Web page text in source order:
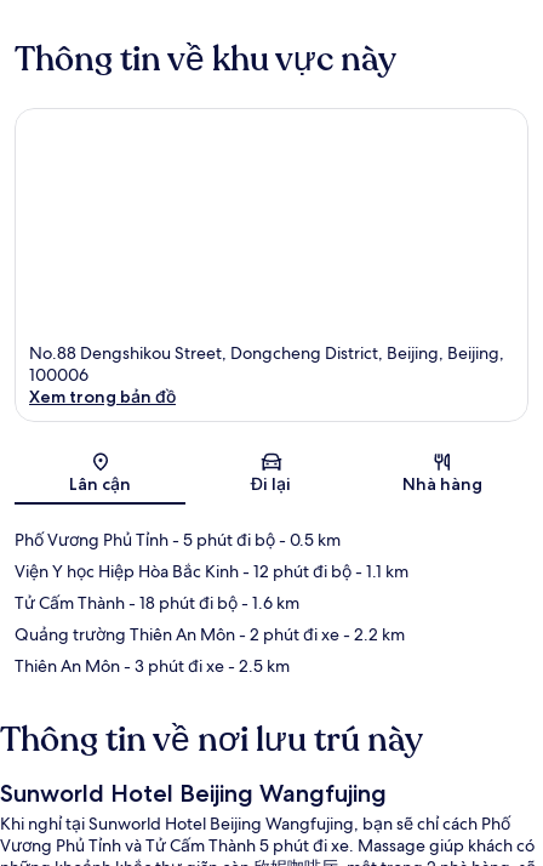
Thông tin về khu vực này
No.88 Dengshikou Street, Dongcheng District, Beijing, Beijing,
100006
Xem trong bản đồ
Lân cận Đi lại Nhà hàng
Phố Vương Phủ Tỉnh- 5 phút đi bộ- 0.5 km
Viện Y học Hiệp Hòa Bắc Kinh- 12 phút đi bộ- 1.1 km
Tử Cấm Thành- 18 phút đi bộ- 1.6 km
Quảng trường Thiên An Môn- 2 phút đi xe- 2.2 km
Thiên An Môn- 3 phút đi xe- 2.5 km
Thông tin về nơi lưu trú này
Sunworld Hotel Beijing Wangfujing
Khi nghỉ tại Sunworld Hotel Beijing Wangfujing, bạn sẽ chỉ cách Phố
Vương Phủ Tỉnh và Tử Cấm Thành 5 phút đi xe. Massage giúp khách có